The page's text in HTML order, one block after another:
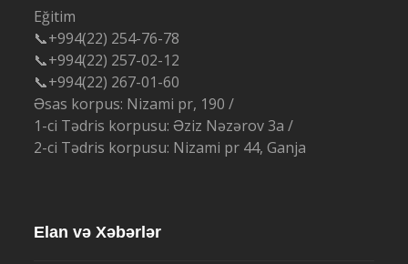
Eğitim
📞+994(22) 254-76-78
📞+994(22) 257-02-12
📞+994(22) 267-01-60
Əsas korpus: Nizami pr, 190 /
1-ci Tədris korpusu: Əziz Nəzərov 3a /
2-ci Tədris korpusu: Nizami pr 44, Ganja
Elan və Xəbərlər